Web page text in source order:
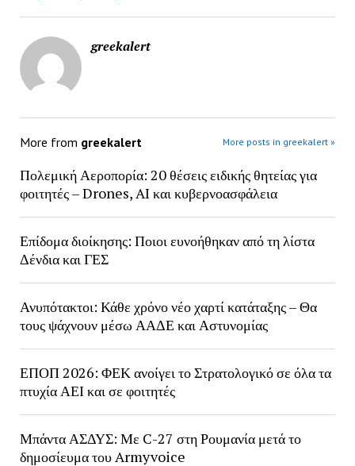
greekalert
More from greekalert More posts in greekalert »
Πολεμική Αεροπορία: 20 θέσεις ειδικής θητείας για
φοιτητές – Drones, AI και κυβερνοασφάλεια
Επίδομα διοίκησης: Ποιοι ευνοήθηκαν από τη λίστα
Δένδια και ΓΕΣ
Ανυπότακτοι: Κάθε χρόνο νέο χαρτί κατάταξης – Θα
τους ψάχνουν μέσω ΑΑΔΕ και Αστυνομίας
ΕΠΟΠ 2026: ΦΕΚ ανοίγει το Στρατολογικό σε όλα τα
πτυχία ΑΕΙ και σε φοιτητές
Μπάντα ΑΣΔΥΣ: Με C-27 στη Ρουμανία μετά το
δημοσίευμα του Armyvoice